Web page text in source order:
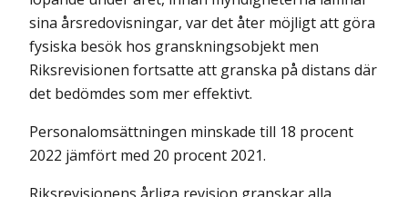
sina årsredovisningar, var det åter möjligt att göra
fysiska besök hos granskningsobjekt men
Riksrevisionen fortsatte att granska på distans där
det bedömdes som mer effektivt.
Personalomsättningen minskade till 18 procent
2022 jämfört med 20 procent 2021.